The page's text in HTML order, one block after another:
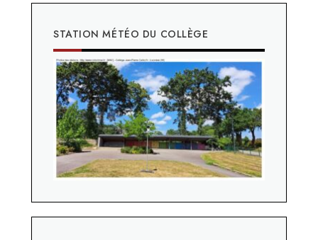
STATION MÉTÉO DU COLLÈGE